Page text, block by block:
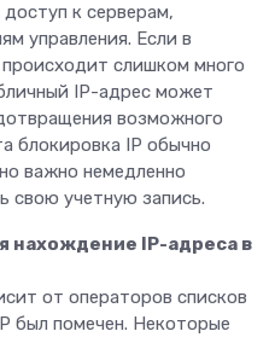
к серверам,
управления. Если в
слишком много
IP-адрес может
возможного
блокировка IP обычно
важно немедленно
свою учетную запись.
нахождение IP-адреса в
от операторов списков
был помечен. Некоторые